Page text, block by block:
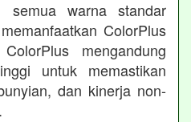
semua warna standar
ColorPlus
mengandung
untuk memastikan
dan kinerja non-